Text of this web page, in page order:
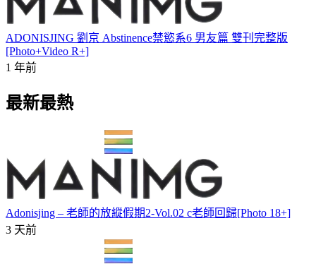
ADONISJING 劉京 Abstinence禁慾系6 男友篇 雙刊完整版
[Photo+Video R+]
1 年前
最新最熱
Adonisjing – 老師的放縱假期2-Vol.02 c老師回歸[Photo 18+]
3 天前